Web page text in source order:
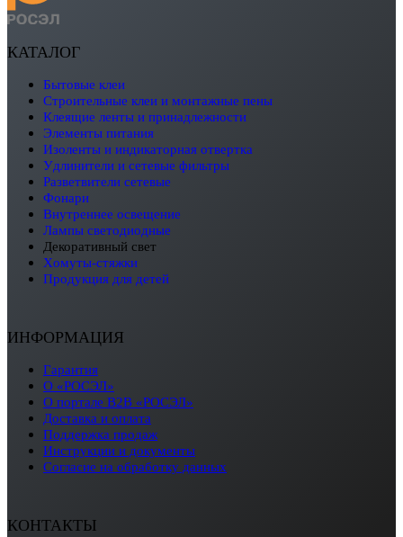
КАТАЛОГ
бытовые клеи
строительные клеи и монтажные пены
клеящие ленты и принадлежности
элементы питания
изоленты и индикаторная отвертка
удлинители и сетевые фильтры
разветвители сетевые
фонари
внутреннее освещение
лампы светодиодные
декоративный свет
хомуты-стяжки
продукция для детей
ИНФОРМАЦИЯ
Гарантия
О «РОСЭЛ»
О портале B2B «РОСЭЛ»
Доставка и оплата
Поддержка продаж
Инструкции и документы
Согласие на обработку данных
КОНТАКТЫ